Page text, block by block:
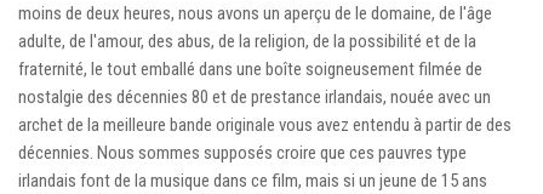
moins de deux heures, nous avons un aperçu de le domaine, de l'âge
adulte, de l'amour, des abus, de la religion, de la possibilité et de la
fraternité, le tout emballé dans une boîte soigneusement filmée de
nostalgie des décennies 80 et de prestance irlandais, nouée avec un
archet de la meilleure bande originale vous avez entendu à partir de des
décennies. Nous sommes supposés croire que ces pauvres type
irlandais font de la musique dans ce film, mais si un jeune de 15 ans